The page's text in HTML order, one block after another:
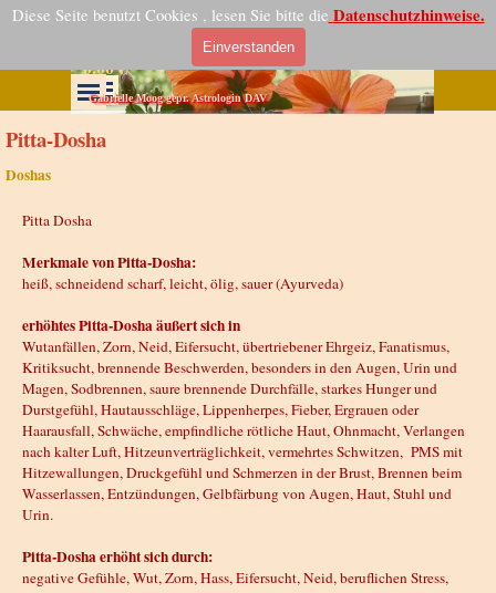
Diese Seite benutzt Cookies , lesen Sie bitte die Datenschutzhinweise.
Einverstanden
Direkt zum SeiteninhaltVedische Astrologie
Indische Horoskope Beratung und Grafiken
Menü überspringen
Menü überspringen
0.00 €
Gabrielle Moog gepr. Astrologin DAV
Pitta-Dosha
Doshas
Pitta Dosha
Merkmale von Pitta-Dosha:
heiß, schneidend scharf, leicht, ölig, sauer (Ayurveda)
erhöhtes Pitta-Dosha äußert sich in
Wutanfällen, Zorn, Neid, Eifersucht, übertriebener Ehrgeiz, Fanatismus,
Kritiksucht, brennende Beschwerden, besonders in den Augen, Urin und
Magen, Sodbrennen, saure brennende Durchfälle, starkes Hunger und
Durstgefühl, Hautausschläge, Lippenherpes, Fieber, Ergrauen oder
Haarausfall, Schwäche, empfindliche rötliche Haut, Ohnmacht, Verlangen
nach kalter Luft, Hitzeunverträglichkeit, vermehrtes Schwitzen, PMS mit
Hitzewallungen, Druckgefühl und Schmerzen in der Brust, Brennen beim
Wasserlassen, Entzündungen, Gelbfärbung von Augen, Haut, Stuhl und
Urin.
Pitta-Dosha erhöht sich durch:
negative Gefühle, Wut, Zorn, Hass, Eifersucht, Neid, beruflichen Stress,